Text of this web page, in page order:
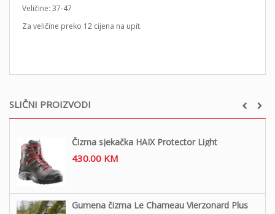
SLIČNI PROIZVODI
Čizma sjekačka HAIX Protector Light
430.00 KM
Gumena čizma Le Chameau Vierzonard Plus
Veličine: 37-47
Za veličine preko 12 cijena na upit.